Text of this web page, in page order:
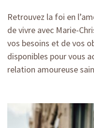
Retrouvez la foi en
de vivre avec Marie-
vos besoins et de vos
disponibles pour vous
relation amoureuse